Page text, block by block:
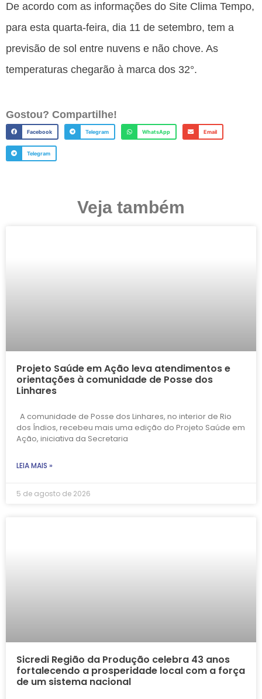
De acordo com as informações do Site Clima Tempo,
para esta quarta-feira, dia 11 de setembro, tem a
previsão de sol entre nuvens e não chove. As
temperaturas chegarão à marca dos 32°.
Gostou? Compartilhe!
Facebook Telegram WhatsApp Email
Telegram
Veja também
Projeto Saúde em Ação leva atendimentos e
orientações à comunidade de Posse dos
Linhares
A comunidade de Posse dos Linhares, no interior de Rio
dos Índios, recebeu mais uma edição do Projeto Saúde em
Ação, iniciativa da Secretaria
LEIA MAIS »
5 de agosto de 2026
Sicredi Região da Produção celebra 43 anos
fortalecendo a prosperidade local com a força
de um sistema nacional